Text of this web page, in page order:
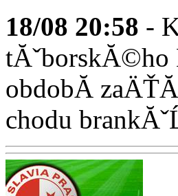
18/08 20:58 -
obdobĂ­
chodu